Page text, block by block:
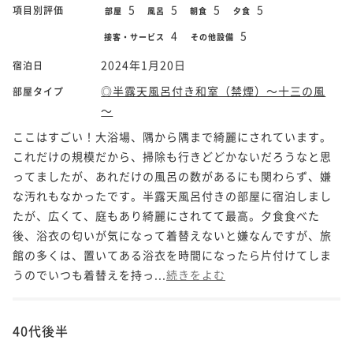
項目別評価 部屋 5 風呂 5 朝食 5 夕食 5
接客・サービス 4 その他設備 5
宿泊日 2024年1月20日
部屋タイプ
◎半露天風呂付き和室（禁煙）～十三の風
～
ここはすごい！大浴場、隅から隅まで綺麗にされています。
これだけの規模だから、掃除も行きどどかないだろうなと思
ってましたが、あれだけの風呂の数があるにも関わらず、嫌
な汚れもなかったです。半露天風呂付きの部屋に宿泊しまし
たが、広くて、庭もあり綺麗にされてて最高。夕食食べた
後、浴衣の匂いが気になって着替えないと嫌なんですが、旅
館の多くは、置いてある浴衣を時間になったら片付けてしま
うのでいつも着替えを持っ... 続きをよむ
40代後半